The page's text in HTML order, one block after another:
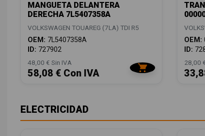
MANGUETA DELANTERA
DERECHA 7L5407358A
VOLKSWAGEN TOUAREG (7LA) TDI R5
OEM: 7L5407358A
ID: 727902
48,00 € Sin IVA
58,08 € Con IVA
OEM:
ID:
28,00
ELECTRICIDAD